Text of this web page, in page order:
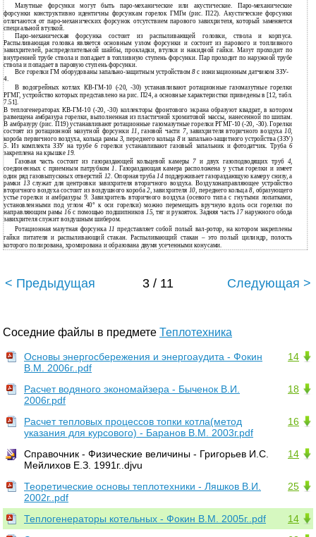
Мазутные форсунки могут быть паро-механические или акустические. Паро-механические
форсунки конструктивно идентичны форсункам горелок ГМГм (рис. П22). Акустические форсунки
отличаются от паро-механических форсунок отсутствием парового завихрителя, который заменяется
специальной втулкой.
Паро-механическая форсунка состоит из распыливающей головки, ствола и корпуса.
Распыливающая головка является основным узлом форсунки и состоит из парового и топливного
завихрителей, распределительной шайбы, прокладки, втулки и накидной гайки. Мазут проходит по
внутренней трубе ствола и попадает в топливную ступень форсунки. Пар проходит по наружной трубе
ствола и попадает в паровую ступень форсунки.
Все горелки ГМ оборудованы запально-защитным устройством8с ионизационным датчиком ЗЗУ-
4.
В водогрейных котлах КВ-ГМ-10 (-20, -30) устанавливают ротационные газомазутные горелки
РГМГ, устройство которых представлено на рис. П24, а основные характеристки приведены в [12, табл.
7.51].
В теплогенераторах КВ-ГМ-10 (-20, -30) коллекторы фронтового экрана образуют квадрат, в котором
размещена амбразура горелки, выполненная из пластичной хромитовой массы, нанесенной по шипам.
В амбразуру (рис. П19) устанавливают ротационные газомазутные горелки РГМГ-10 (-20, -30). Горелки
состоят из ротационной мазутной форсунки11, газовой части 7, завихрителя вторичного воздуха10,
короба первичного воздуха, кольца рамы 3, переднего кольца 8 и запально-защитного устройства (ЗЗУ)
5. Из комплекта ЗЗУ на трубе 6 горелки устанавливают газовый запальник и фотодатчик. Труба 6
закреплена на крышке19.
Газовая часть состоит из газораздающей кольцевой камеры7 и двух газоподводящих труб 4,
соединенных с приемным патрубком1. Газораздающая камера расположена у устья горелки и имеет
один ряд газовыпускных отверстий 12. Опорная труба 14 поддерживает газораздающую камеру снизу, а
рамки 13 служат для центровки завихрителя вторичного воздуха. Воздухонаправляющее устройство
вторичного воздуха состоит из воздушного короба2, завихрителя 10, переднего кольца8, образующего
устье горелки и амбразуры 9. Завихритель вторичного воздуха (осевого типа с гнутыми лопатками,
установленными под углом 40° к оси горелки) можно перемещать вручную вдоль оси горелки по
направляющим рамы16с помощью подшипников15, тяг и рукояток. Задняя часть17 наружного обода
завихрителя служит воздушным шибером.
Ротационная мазутная форсунка11представляет собой полый вал-ротор, на котором закреплены
гайки питателя и распыливающий стакан. Распыливающий стакан – это полый цилиндр, полость
которого полирована, хромирована и образована двумя усеченными конусами.
< Предыдущая 3 / 11 Следующая >
Соседние файлы в предмете Теплотехника
14
Основы энергосбережения и энергоаудита - Фокин
В.М. 2006г..pdf
18
Расчет водяного экономайзера - Быченок В.И.
2006г.pdf
16
Расчет тепловых процессов топки котла(метод
указания для курсового) - Баранов В.М. 2003г.pdf
14
Справочник - Физические величины - Григорьев И.С.
Мейлихов Е.З. 1991г..djvu
25
Теоретические основы теплотехники - Ляшков В.И.
2002г..pdf
14
Теплогенераторы котельных - Фокин В.М. 2005г..pdf